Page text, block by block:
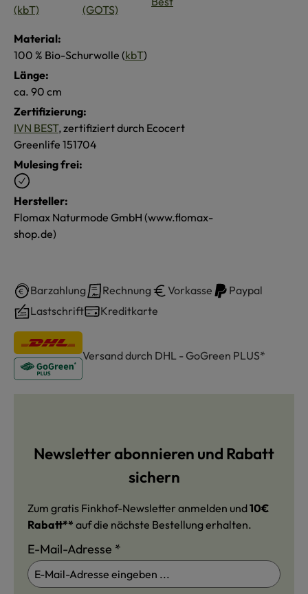
Material:
100 % Bio-Schurwolle (kbT)
Länge:
ca. 90 cm
Zertifizierung:
IVN BEST, zertifiziert durch Ecocert
Greenlife 151704
Mulesing frei:
Hersteller:
Flomax Naturmode GmbH (www.flomax-
shop.de)
Barzahlung Rechnung Vorkasse
Paypal
Lastschrift
Kreditkarte
Versand durch DHL - GoGreen PLUS*
Newsletter abonnieren und Rabatt
sichern
Zum gratis Finkhof-Newsletter anmelden und10€
Rabatt** auf die nächste Bestellung erhalten.
E-Mail-Adresse *